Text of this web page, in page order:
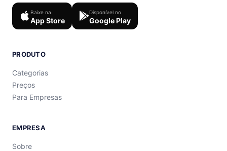
Baixe na
App Store
Disponível no
Google Play
PRODUTO
Categorias
Preços
Para Empresas
EMPRESA
Sobre